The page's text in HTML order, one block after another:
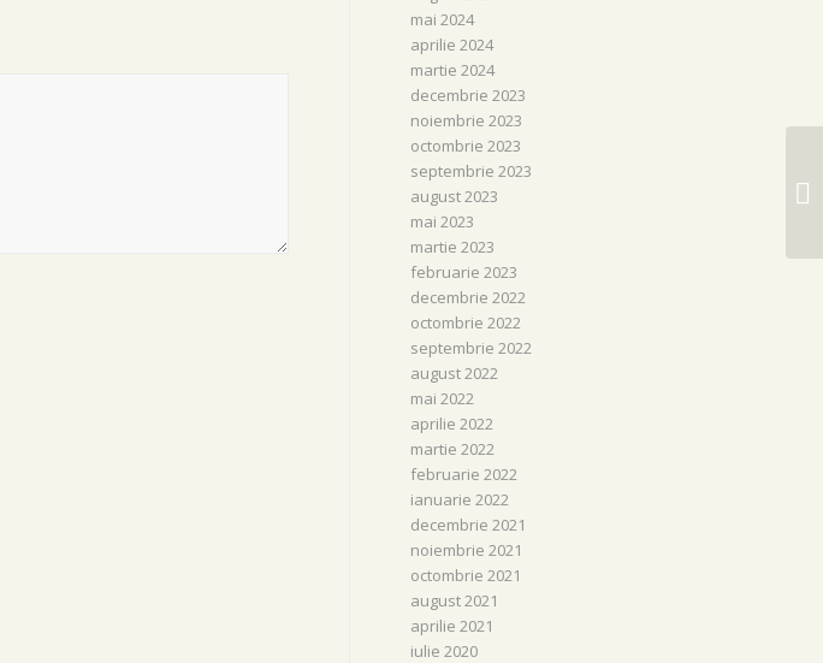
mai 2024
aprilie 2024
martie 2024
decembrie 2023
noiembrie 2023
octombrie 2023
septembrie 2023
august 2023
mai 2023
martie 2023
februarie 2023
decembrie 2022
octombrie 2022
septembrie 2022
august 2022
mai 2022
aprilie 2022
martie 2022
februarie 2022
ianuarie 2022
decembrie 2021
noiembrie 2021
octombrie 2021
august 2021
aprilie 2021
iulie 2020